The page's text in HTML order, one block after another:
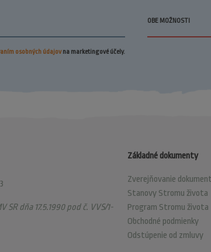
osobných údajovna marketingové účely.
SR dňa 17.5.1990 pod č. VVS/1-
Základné dokumenty
Zverejňovanie
Stanovy Stromu života
Program Stromu života
Obchodné podmienky
Odstúpenie od zmluvy